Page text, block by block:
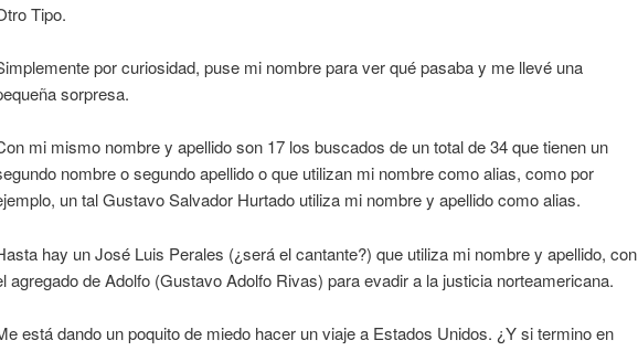
Tipo.
por curiosidad, puse mi nombre para ver qué pasaba y me llevé una
sorpresa.
mi mismo nombre y apellido son 17 los buscados de un total de 34 que tienen un
nombre o segundo apellido o que utilizan mi nombre como alias, como por
un tal Gustavo Salvador Hurtado utiliza mi nombre y apellido como alias.
hay un José Luis Perales (¿será el cantante?) que utiliza mi nombre y apellido, con
agregado de Adolfo (Gustavo Adolfo Rivas) para evadir a la justicia norteamericana.
está dando un poquito de miedo hacer un viaje a Estados Unidos. ¿Y si termino en